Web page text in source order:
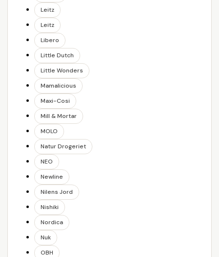
Leitz
Leitz
Libero
Little Dutch
Little Wonders
Mamalicious
Maxi-Cosi
Mill & Mortar
MOLO
Natur Drogeriet
NEO
Newline
Nilens Jord
Nishiki
Nordica
Nuk
OBH